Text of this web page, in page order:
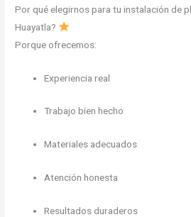
Por qué elegirnos para tu instalación de
Huayatla?
Porque ofrecemos:
Experiencia real
Trabajo bien hecho
Materiales adecuados
Atención honesta
Resultados duraderos